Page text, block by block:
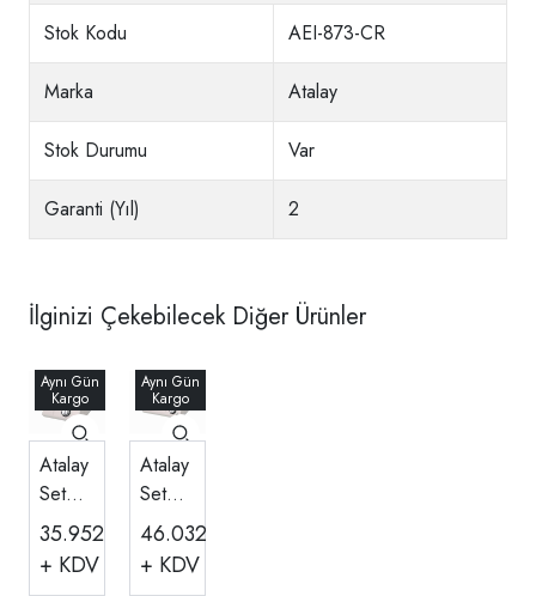
Stok Kodu AEI-873-CR
Marka Atalay
Stok Durumu Var
Garanti (Yıl) 2
İlginizi Çekebilecek Diğer Ürünler
Atalay
Set
Üstü
Düz
Krom
35.952,00TL
+ KDV
Atalay
Set
Üstü
Düz
Krom
46.032,00
+ KDV